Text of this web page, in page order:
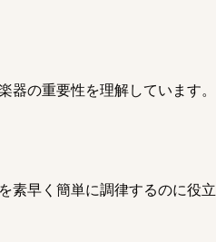
の重要性を理解しています。
素早く簡単に調律するのに役立